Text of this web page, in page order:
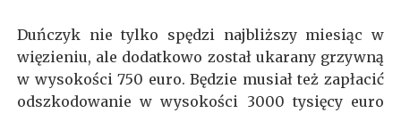
Duńczyk nie tylko spędzi najbliższy miesiąc w
więzieniu, ale dodatkowo został ukarany grzywną
w wysokości 750 euro. Będzie musiał też zapłacić
odszkodowanie w wysokości 3000 tysięcy euro